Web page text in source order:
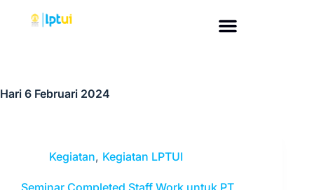
Hari 6 Februari 2024
Kegiatan, Kegiatan LPTUI
Seminar Completed Staff Work untuk PT